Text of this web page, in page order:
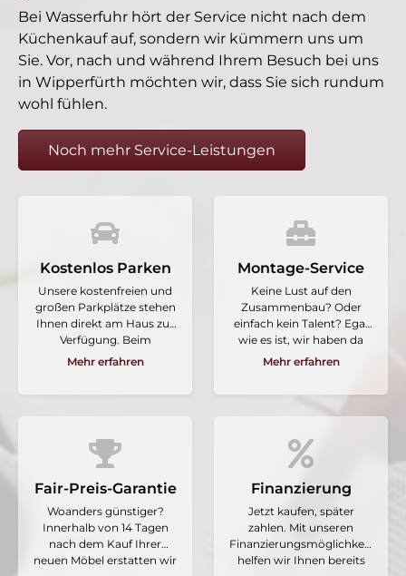
Bei Wasserfuhr hört der Service nicht nach dem
Küchenkauf auf, sondern wir kümmern uns um
Sie. Vor, nach und während Ihrem Besuch bei uns
in Wipperfürth möchten wir, dass Sie sich rundum
wohl fühlen.
Noch mehr Service-Leistungen
Kostenlos Parken
Unsere kostenfreien und
großen Parkplätze stehen
Ihnen direkt am Haus zur
Verfügung. Beim
Möbelhaus Wasserfuhr
Abfahrt.
Mehr erfahren
Montage-Service
Keine Lust auf den
Zusammenbau? Oder
einfach kein Talent? Egal
wie es ist, wir haben da
eine Lösung für Sie:
Freude an Ihren neuen
Möbeln haben. Natürlich
verlassen wir unseren
Arbeitsplatz stets sauber
Mehr erfahren
Fair-Preis-Garantie
Woanders günstiger?
Innerhalb von 14 Tagen
nach dem Kauf Ihrer
neuen Möbel erstatten wir
Finanzierung
Jetzt kaufen, später
zahlen. Mit unseren
Finanzierungsmöglichkeiten
helfen wir Ihnen bereits